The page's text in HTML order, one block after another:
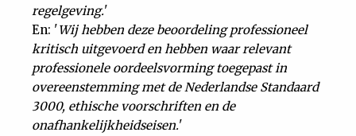
regelgeving.'
En: 'Wij hebben deze beoordeling professioneel
kritisch uitgevoerd en hebben waar relevant
professionele oordeelsvorming toegepast in
overeenstemming met de Nederlandse Standaard
3000, ethische voorschriften en de
onafhankelijkheidseisen.'